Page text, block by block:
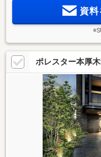
資
ポレスター本厚